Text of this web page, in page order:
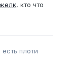
, кто что
плоти